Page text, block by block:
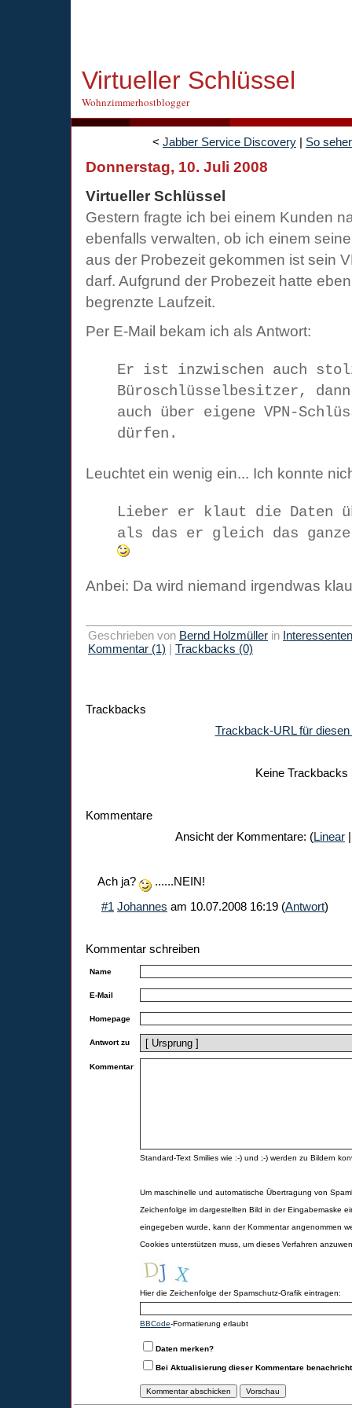
Virtueller Schlüssel
Wohnzimmerhostblogger
< Jabber Service Discovery | So
Donnerstag, 10. Juli 2008
Virtueller Schlüssel
Gestern fragte ich bei einem Kunden
ebenfalls verwalten, ob ich einem
aus der Probezeit gekommen ist sein
darf. Aufgrund der Probezeit hatte
begrenzte Laufzeit.
Per E-Mail bekam ich als Antwort:
Er ist inzwischen auch
Büroschlüsselbesitzer,
auch über eigene VPN-
dürfen.
Leuchtet ein wenig ein... Ich konnte
Lieber er klaut die Daten
als das er gleich das ganze
Anbei: Da wird niemand irgendwas
Geschrieben von Bernd Holzmüller in
Kommentar (1) | Trackbacks (0)
Trackbacks
Trackback-URL für diesen
Keine Trackbacks
Kommentare
Ansicht der Kommentare: (Linear
Ach ja?
......NEIN!
#1 Johannes am 10.07.2008 16:19 (Antwort)
Kommentar schreiben
Name
E-Mail
Homepage
Antwort zu
Kommentar
Standard-Text Smilies wie :-) und ;-) werden zu Bildern
Um maschinelle und automatische Übertragung von
Zeichenfolge im dargestellten Bild in der Eingabemaske
eingegeben wurde, kann der Kommentar angenommen
Cookies unterstützen muss, um dieses Verfahren
Hier die Zeichenfolge der Spamschutz-Grafik eintragen:
BBCode-Formatierung erlaubt
Daten merken?
Bei Aktualisierung dieser Kommentare